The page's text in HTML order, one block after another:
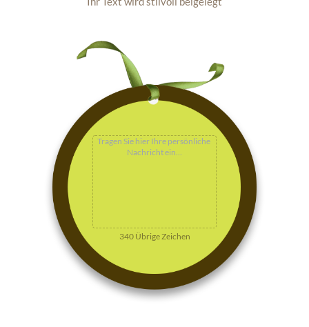
340Übrige Zeichen